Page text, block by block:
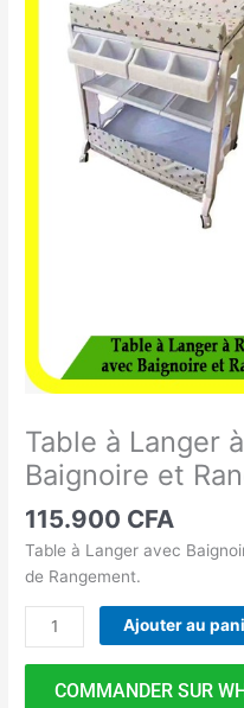
Table à Langer
Baignoire et
115.900 CFA
Table à Langer avec
de Rangement.
Langer
Roulette
Baignoire
Ajouter au
COMMANDER SUR